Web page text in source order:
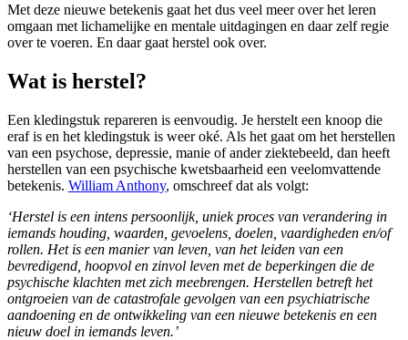
Met deze nieuwe betekenis gaat het dus veel meer over het leren
omgaan met lichamelijke en mentale uitdagingen en daar zelf regie
over te voeren. En daar gaat herstel ook over.
Wat is herstel?
Een kledingstuk repareren is eenvoudig. Je herstelt een knoop die
eraf is en het kledingstuk is weer oké. Als het gaat om het herstellen
van een psychose, depressie, manie of ander ziektebeeld, dan heeft
herstellen van een psychische kwetsbaarheid een veelomvattende
betekenis. William Anthony, omschreef dat als volgt:
‘Herstel is een intens persoonlijk, uniek proces van verandering in
iemands houding, waarden, gevoelens, doelen, vaardigheden en/of
rollen. Het is een manier van leven, van het leiden van een
bevredigend, hoopvol en zinvol leven met de beperkingen die de
psychische klachten met zich meebrengen. Herstellen betreft het
ontgroeien van de catastrofale gevolgen van een psychiatrische
aandoening en de ontwikkeling van een nieuwe betekenis en een
nieuw doel in iemands leven.’